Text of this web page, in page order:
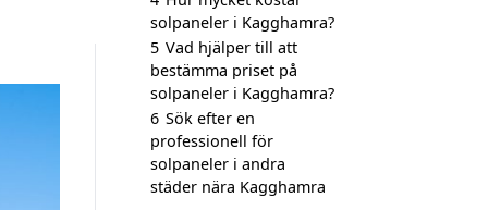
solpaneler i Kagghamra?
5 Vad hjälper till att
bestämma priset på
solpaneler i Kagghamra?
6 Sök efter en
professionell för
solpaneler i andra
städer nära Kagghamra